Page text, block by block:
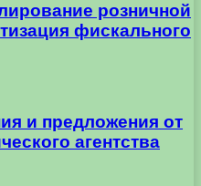
розничной
фискального
и предложения от
агентства